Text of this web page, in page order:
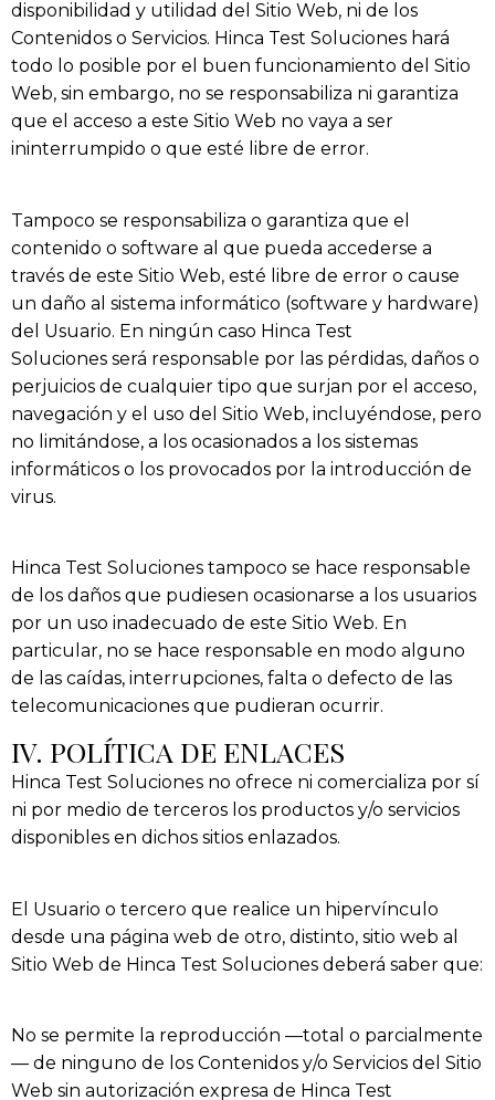
disponibilidad y utilidad del Sitio Web, ni de los
Contenidos o Servicios. Hinca Test Soluciones hará
todo lo posible por el buen funcionamiento del Sitio
Web, sin embargo, no se responsabiliza ni garantiza
que el acceso a este Sitio Web no vaya a ser
ininterrumpido o que esté libre de error.
Tampoco se responsabiliza o garantiza que el
contenido o software al que pueda accederse a
través de este Sitio Web, esté libre de error o cause
un daño al sistema informático (software y hardware)
del Usuario. En ningún caso Hinca Test
Soluciones será responsable por las pérdidas, daños o
perjuicios de cualquier tipo que surjan por el acceso,
navegación y el uso del Sitio Web, incluyéndose, pero
no limitándose, a los ocasionados a los sistemas
informáticos o los provocados por la introducción de
virus.
Hinca Test Soluciones tampoco se hace responsable
de los daños que pudiesen ocasionarse a los usuarios
por un uso inadecuado de este Sitio Web. En
particular, no se hace responsable en modo alguno
de las caídas, interrupciones, falta o defecto de las
telecomunicaciones que pudieran ocurrir.
IV. POLÍTICA DE ENLACES
Hinca Test Soluciones no ofrece ni comercializa por sí
ni por medio de terceros los productos y/o servicios
disponibles en dichos sitios enlazados.
El Usuario o tercero que realice un hipervínculo
desde una página web de otro, distinto, sitio web al
Sitio Web de Hinca Test Soluciones deberá saber que:
No se permite la reproducción —total o parcialmente
— de ninguno de los Contenidos y/o Servicios del Sitio
Web sin autorización expresa de Hinca Test